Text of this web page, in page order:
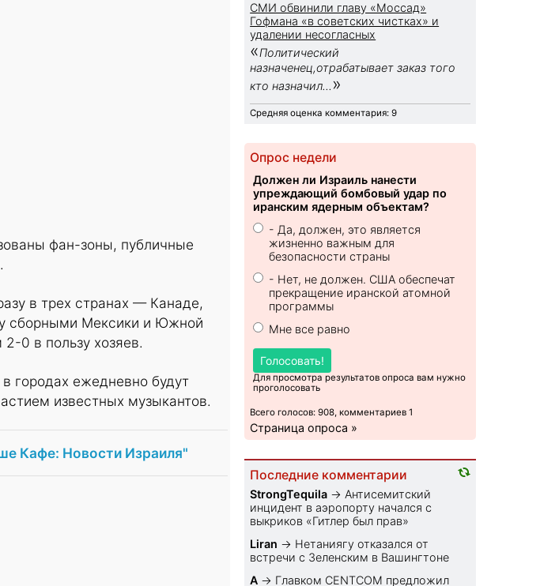
фан-зоны, публичные
в трех странах — Канаде,
сборными Мексики и Южной
0 в пользу хозяев.
городах ежедневно будут
известных музыкантов.
Кафе: Новости Израиля"
СМИ обвинили главу «Моссад»
Гофмана «в советских чистках» и
удалении несогласных
«Политический
назначенец,отрабатывает заказ того
кто назначил... »
Средняя оценка комментария: 9
Опрос недели
Должен ли Израиль нанести
упреждающий бомбовый удар по
иранским ядерным объектам?
- Да, должен, это является
жизненно важным для
безопасности страны
- Нет, не должен. США обеспечат
прекращение иранской атомной
программы
Мне все равно
Голосовать!
Для просмотра результатов опроса вам нужно
проголосовать
Всего голосов: 908, комментариев 1
Страница опроса »
Последние комментарии
StrongTequila → Антисемитский
инцидент в аэропорту начался с
выкриков «Гитлер был прав»
Liran → Нетаниягу отказался от
встречи с Зеленским в Вашингтоне
A → Главком CENTCOM предложил